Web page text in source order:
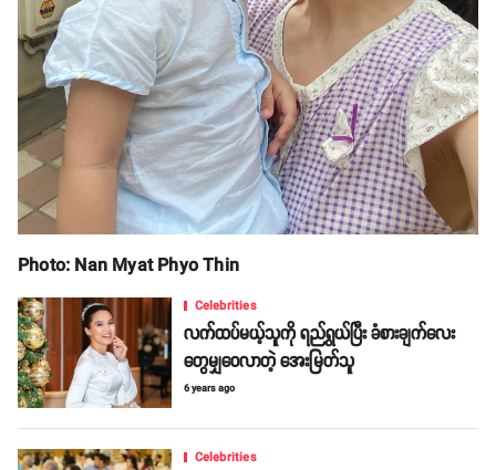
Photo: Nan Myat Phyo Thin
Celebrities
လက်ထပ်မယ့်သူကို ရည်ရွယ်ပြီး ခံစားချက်လေး
တွေမျှဝေလာတဲ့ အေးမြတ်သူ
6 years ago
Celebrities